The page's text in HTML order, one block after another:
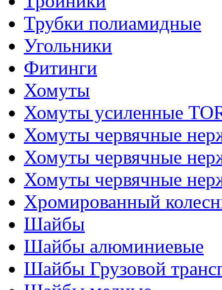
Трубки полиамидные
Угольники
Фитинги
Хомуты
Хомуты усиленные
Хомуты червячные
Хомуты червячные
Хомуты червячные
Хромированный
Шайбы
Шайбы алюминиевые
Шайбы Грузовой